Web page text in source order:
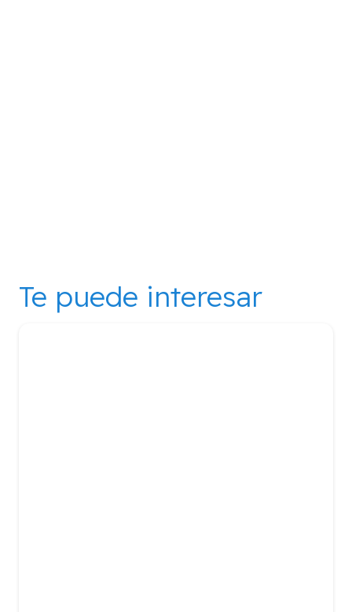
Te puede interesar